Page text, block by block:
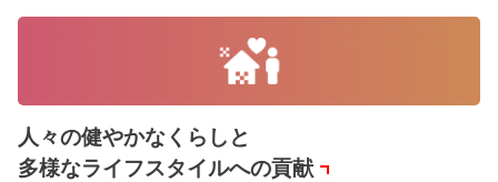
人々の健やかなくらしと
多様なライフスタイルへの貢献